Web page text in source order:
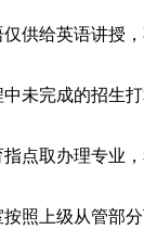
给英语讲授，
完成的招生打
取办理专业，
上级从管部分